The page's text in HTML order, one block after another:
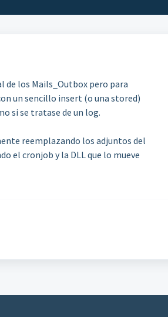
de los Mails_Outbox pero para
un sencillo insert (o una stored)
si se tratase de un log.
reemplazando los adjuntos del
el cronjob y la DLL que lo mueve